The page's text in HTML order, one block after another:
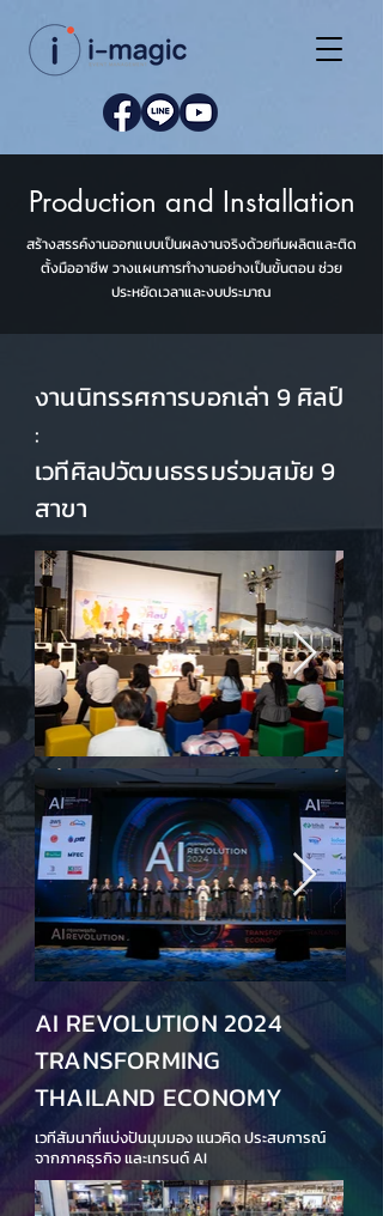
Production and Installation
สร้างสรรค์งานออกแบบเป็นผลงานจริงด้วยทีมผลิตและติด
ตั้งมืออาชีพ วางแผนการทำงานอย่างเป็นขั้นตอน ช่วย
ประหยัดเวลาและงบประมาณ
งานนิทรรศการบอกเล่า 9 ศิลป์
:
เวทีศิลปวัฒนธรรมร่วมสมัย 9
สาขา
AI REVOLUTION 2024
TRANSFORMING
THAILAND ECONOMY
เวทีสัมนาที่แบ่งปันมุมมอง แนวคิด ประสบการณ์
จากภาคธุรกิจ และเทรนด์ AI